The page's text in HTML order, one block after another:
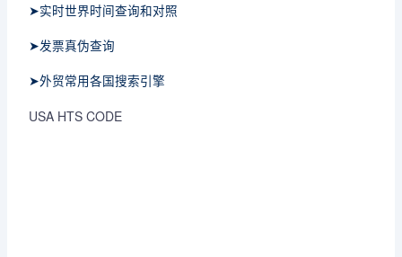
➤实时世界时间查询和对照
➤发票真伪查询
➤外贸常用各国搜索引擎
USA HTS CODE